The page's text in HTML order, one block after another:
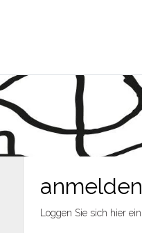
anmelden
Loggen Sie sich hier ein.